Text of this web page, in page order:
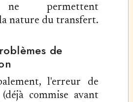
ne permettent
nature du transfert.
de
l'erreur de
commise avant